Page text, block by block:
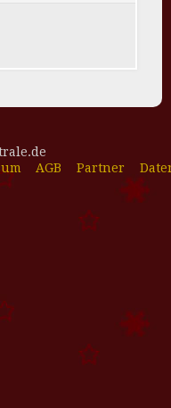
AGB Partner